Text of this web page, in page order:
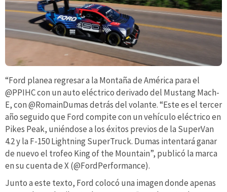
“Ford planea regresar a la Montaña de América para el
@PPIHC con un auto eléctrico derivado del Mustang Mach-
E, con @RomainDumas detrás del volante. “Este es el tercer
año seguido que Ford compite con un vehículo eléctrico en
Pikes Peak, uniéndose a los éxitos previos de la SuperVan
4.2 y la F-150 Lightning SuperTruck. Dumas intentará ganar
de nuevo el trofeo King of the Mountain”, publicó la marca
en su cuenta de X (@FordPerformance).
Junto a este texto, Ford colocó una imagen donde apenas